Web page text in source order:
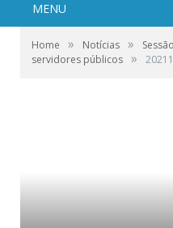
MENU
Home » Notícias »
servidores públicos »